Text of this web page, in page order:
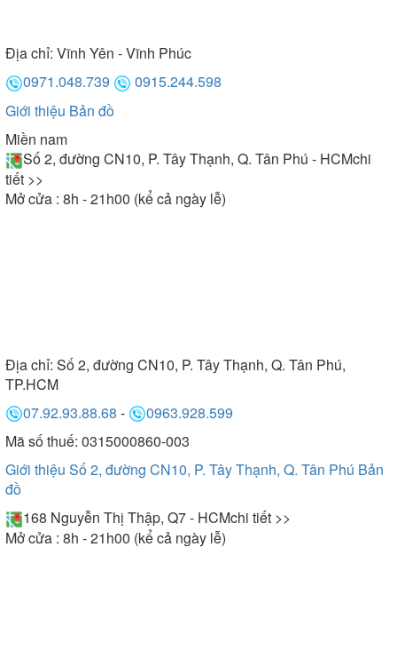
Địa chỉ: Vĩnh Yên - Vĩnh Phúc
0971.048.739
0915.244.598
Giới thiệu Bản đồ
Miền nam
Số 2, đường CN10, P. Tây Thạnh, Q. Tân Phú - HCMchi
tiết >>
Mở cửa : 8h - 21h00 (kể cả ngày lễ)
Địa chỉ: Số 2, đường CN10, P. Tây Thạnh, Q. Tân Phú,
TP.HCM
07.92.93.88.68 -
0963.928.599
Mã số thuế: 0315000860-003
Giới thiệu Số 2, đường CN10, P. Tây Thạnh, Q. Tân Phú Bản
đồ
168 Nguyễn Thị Thập, Q7 - HCMchi tiết >>
Mở cửa : 8h - 21h00 (kể cả ngày lễ)